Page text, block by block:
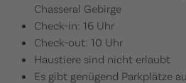
Chasseral Gebirge
Check-in: 16 Uhr
Check-out: 10 Uhr
Haustiere sind nicht erlaubt
Es gibt genügend Parkplätze